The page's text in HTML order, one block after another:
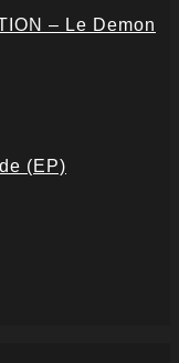
– Le Demon
(EP)